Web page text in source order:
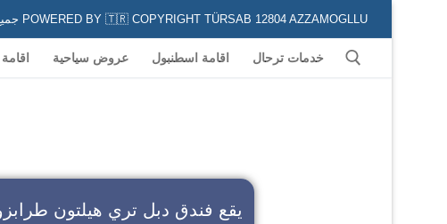
POWERED BY 🇹🇷 COPYRIGHT TÜRSAB 12804 AZZAMOGLLU جميع الخدمات السياحية في كافة المناطق و المدن التركية لكل من يعشق السياحة في تركيا
خدمات ترحال اقامة اسطنبول عروض سياحية
يقع فندق دبل تري هيلتون